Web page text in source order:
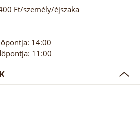
Ft/személy/éjszaka
14:00
11:00